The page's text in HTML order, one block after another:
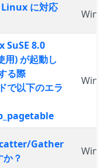
に対応
SuSE 8.0
) が起動し
る際
以下のエラ
Gather
？